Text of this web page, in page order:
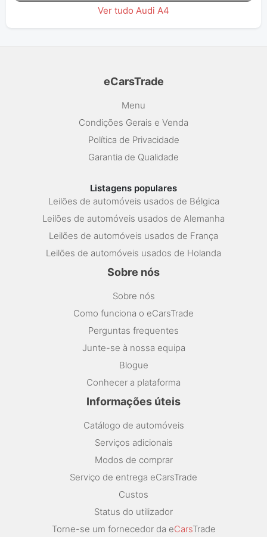
Ver tudo Audi A4
eCarsTrade
Menu
Condições Gerais e Venda
Política de Privacidade
Garantia de Qualidade
Listagens populares
Leilões de automóveis usados de Bélgica
Leilões de automóveis usados de Alemanha
Leilões de automóveis usados de França
Leilões de automóveis usados de Holanda
Sobre nós
Sobre nós
Como funciona o eCarsTrade
Perguntas frequentes
Junte-se à nossa equipa
Blogue
Conhecer a plataforma
Informações úteis
Catálogo de automóveis
Serviços adicionais
Modos de comprar
Serviço de entrega eCarsTrade
Custos
Status do utilizador
Torne-se um fornecedor da eCarsTrade